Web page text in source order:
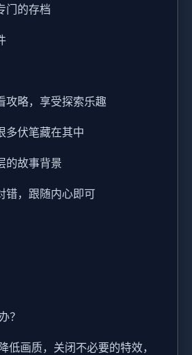
门的存档
攻略，享受探索乐趣
多伏笔藏在其中
的故事背景
错，跟随内心即可
？
低画质，关闭不必要的特效，